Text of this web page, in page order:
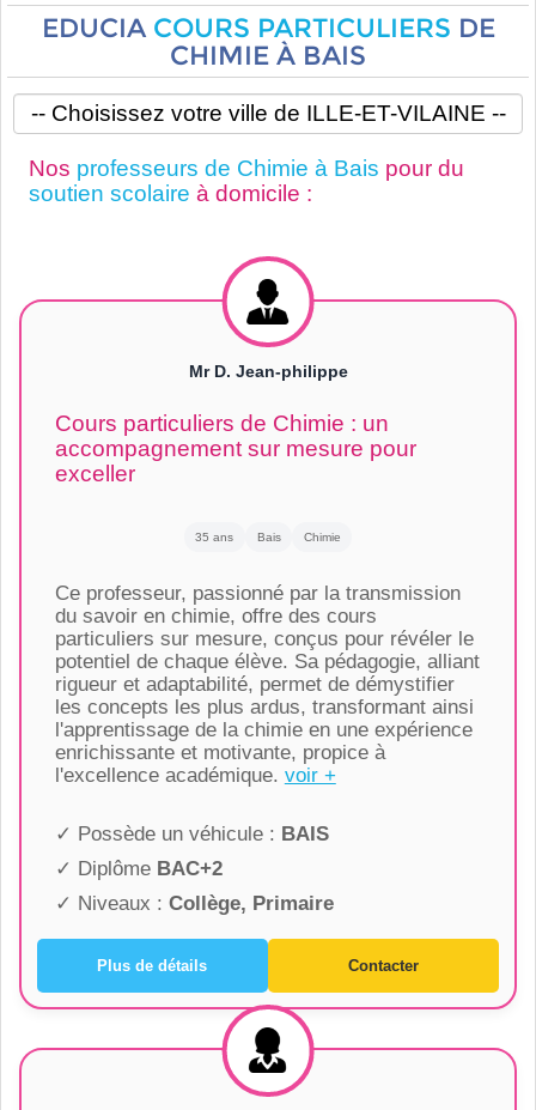
EDUCIA COURS PARTICULIERS DE
CHIMIE À BAIS
Nos professeurs de Chimie à Bais pour du
soutien scolaire à domicile :
Mr D. Jean-philippe
Cours particuliers de Chimie : un
accompagnement sur mesure pour
exceller
35 ans Bais Chimie
Ce professeur, passionné par la transmission
du savoir en chimie, offre des cours
particuliers sur mesure, conçus pour révéler le
potentiel de chaque élève. Sa pédagogie, alliant
rigueur et adaptabilité, permet de démystifier
les concepts les plus ardus, transformant ainsi
l'apprentissage de la chimie en une expérience
enrichissante et motivante, propice à
l'excellence académique. voir +
✓ Possède un véhicule : BAIS
✓ Diplôme BAC+2
✓ Niveaux : Collège, Primaire
Plus de détails Contacter